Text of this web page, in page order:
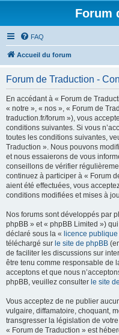
Forum
FAQ
Accueil du forum
Forum de Traduction -
En accédant à « Forum de
« notre », « nos », « Forum de
traduction.fr/forum »), vous
conditions suivantes. Si vous
toutes les conditions suivantes,
Traduction ». Nous pouvons
et nous essaierons de vous
conseillons de vérifier
continuez à participer à « Forum
aient été effectuées, vous
conditions modifiées et mises à
Nos forums sont développés par
phpBB » et « phpBB Limited »)
déclaré sous la « licence
téléchargé sur le site de phpBB
de faciliter les discussions sur
être tenu comme responsable de
acceptons et que nous
phpBB, veuillez consulter le site
Vous acceptez de ne publier
vulgaire, diffamatoire, choquant,
transgresser la législation de
« Forum de Traduction » est